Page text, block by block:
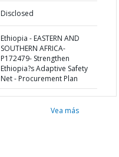
Disclosed
Ethiopia - EASTERN AND
SOUTHERN AFRICA-
P172479- Strengthen
Ethiopia?s Adaptive Safety
Net - Procurement Plan
Vea más